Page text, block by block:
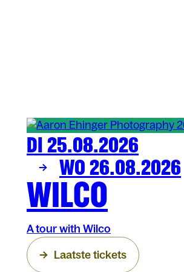
MUZIEKOLT
DI 25.08.2026
WO 26.08.2026
WILCO
A tour with Wilco
Laatste tickets